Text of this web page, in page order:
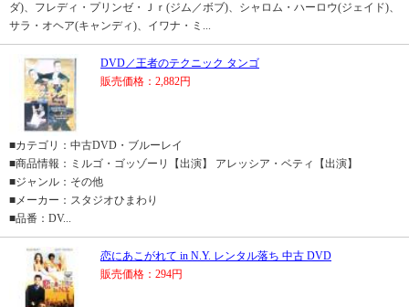
ダ)、フレディ・プリンゼ・Ｊｒ(ジム／ボブ)、シャロム・ハーロウ(ジェイド)、
サラ・オヘア(キャンディ)、イワナ・ミ...
DVD／王者のテクニック タンゴ
販売価格：2,882円
■カテゴリ：中古DVD・ブルーレイ
■商品情報：ミルゴ・ゴッゾーリ【出演】 アレッシア・ベティ【出演】
■ジャンル：その他
■メーカー：スタジオひまわり
■品番：DV...
恋にあこがれて in N.Y. レンタル落ち 中古 DVD
販売価格：294円